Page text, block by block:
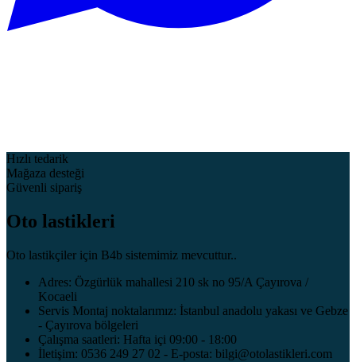
Hızlı tedarik
Mağaza desteği
Güvenli sipariş
Oto lastikleri
Oto lastikçiler için B4b sistemimiz mevcuttur..
Adres: Özgürlük mahallesi 210 sk no 95/A Çayırova /
Kocaeli
Servis Montaj noktalarımız: İstanbul anadolu yakası ve Gebze
- Çayırova bölgeleri
Çalışma saatleri: Hafta içi 09:00 - 18:00
İletişim: 0536 249 27 02 - E-posta: bilgi@otolastikleri.com